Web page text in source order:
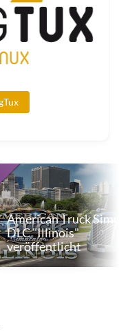
American Truck
DLC "Illinois"
veröffentlicht